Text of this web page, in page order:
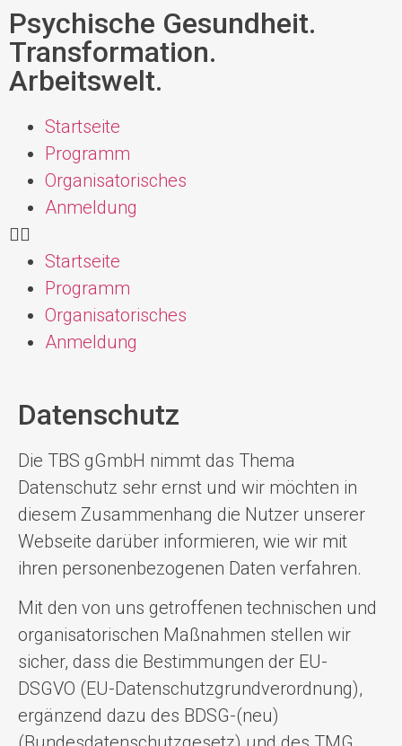
Psychische Gesundheit.
Transformation.
Arbeitswelt.
Startseite
Programm
Organisatorisches
Anmeldung
Startseite
Programm
Organisatorisches
Anmeldung
Datenschutz
Die TBS gGmbH nimmt das Thema
Datenschutz sehr ernst und wir möchten in
diesem Zusammenhang die Nutzer unserer
Webseite darüber informieren, wie wir mit
ihren personenbezogenen Daten verfahren.
Mit den von uns getroffenen technischen und
organisatorischen Maßnahmen stellen wir
sicher, dass die Bestimmungen der EU-
DSGVO (EU-Datenschutzgrundverordnung),
ergänzend dazu des BDSG-(neu)